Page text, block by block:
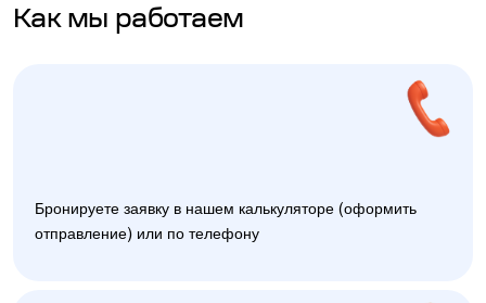
Как мы работаем
Бронируете заявку в нашем калькуляторе (оформить
отправление) или по телефону